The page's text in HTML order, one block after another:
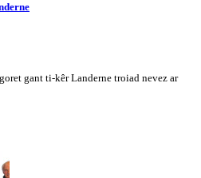
gant ti-kêr Landerne troiad nevez ar